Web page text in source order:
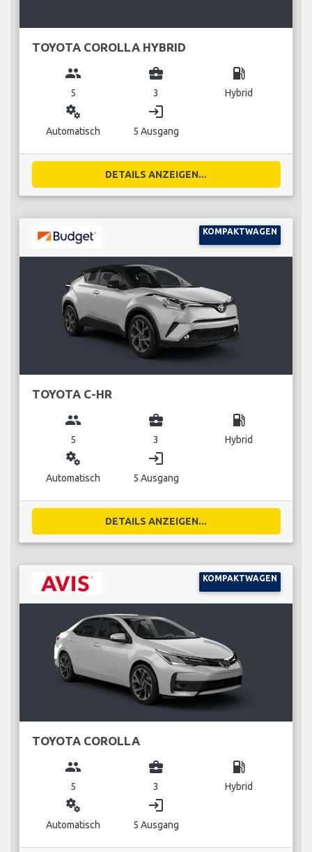
TOYOTA COROLLA HYBRID
group
5
business_center
3
local_gas_station
Hybrid
miscellaneous_services
Automatisch
login
5 Ausgang
DETAILS ANZEIGEN...
KOMPAKTWAGEN
TOYOTA C-HR
group
5
business_center
3
local_gas_station
Hybrid
miscellaneous_services
Automatisch
login
5 Ausgang
DETAILS ANZEIGEN...
KOMPAKTWAGEN
TOYOTA COROLLA
group
5
business_center
3
local_gas_station
Hybrid
miscellaneous_services
Automatisch
login
5 Ausgang